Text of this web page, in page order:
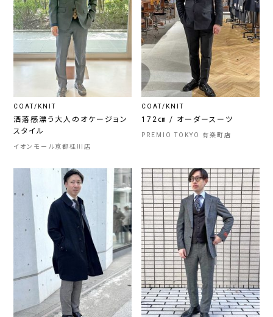
COAT/KNIT
洒落感漂う大人のオケージョン
スタイル
イオンモール京都桂川店
COAT/KNIT
172㎝ / オーダースーツ
PREMIO TOKYO 有楽町店